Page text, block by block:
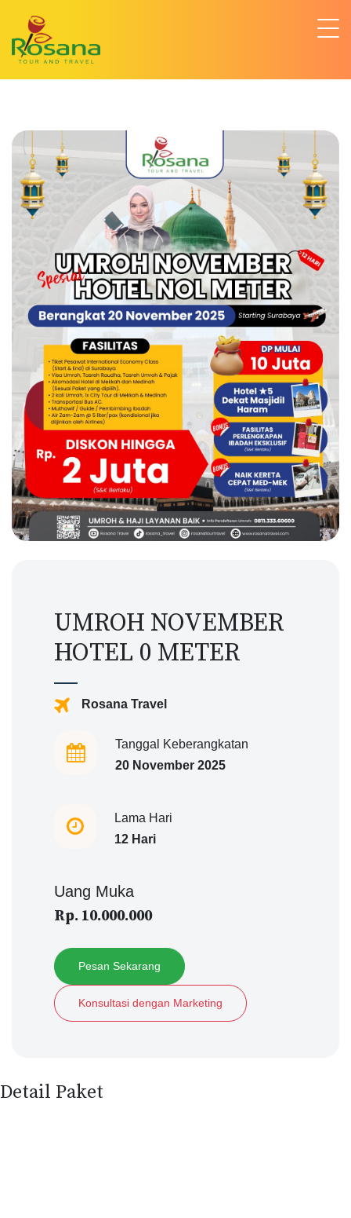
UMROH NOVEMBER
HOTEL 0 METER
Rosana Travel
Tanggal Keberangkatan
20 November 2025
Lama Hari
12 Hari
Uang Muka
Rp. 10.000.000
Pesan Sekarang
Konsultasi dengan Marketing
Detail Paket